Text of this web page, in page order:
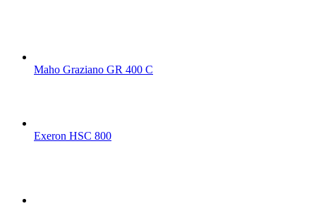
Maho Graziano GR 400 C
Exeron HSC 800